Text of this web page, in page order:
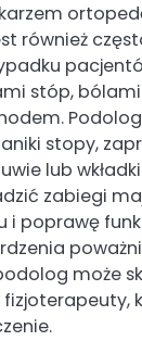
również
stóp,
stopy,
lub
zabiegi
i poprawę
może